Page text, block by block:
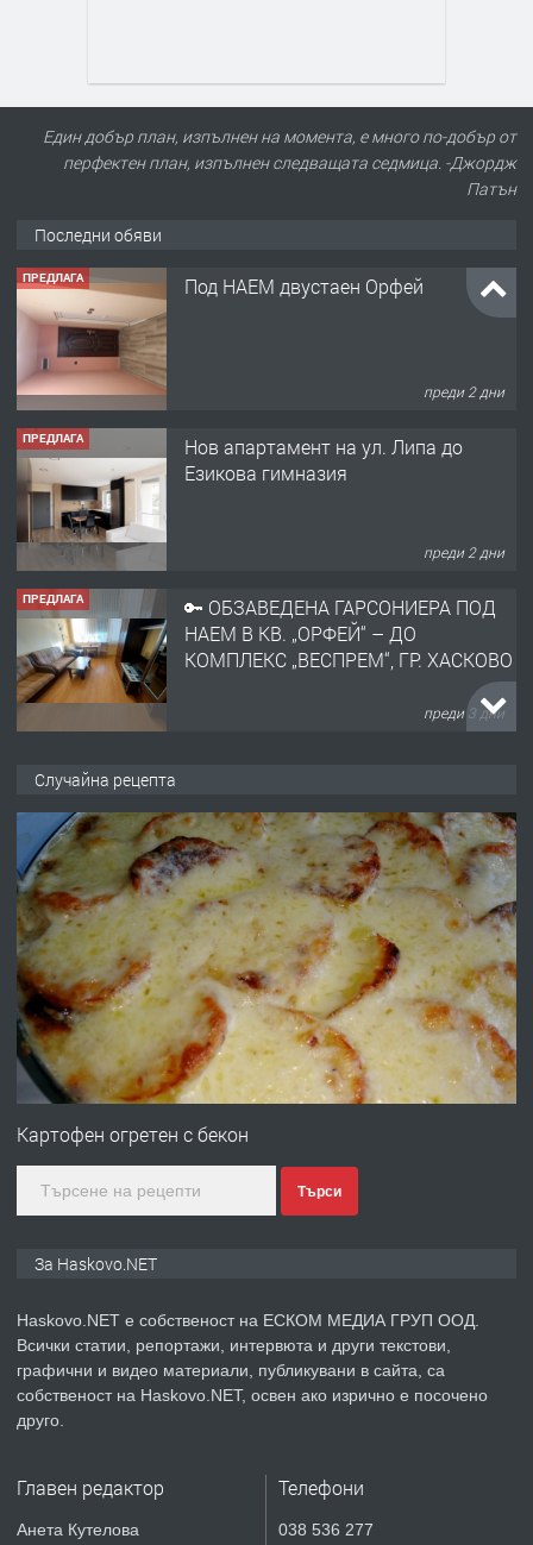
Един добър план, изпълнен на момента, е много по-добър от
перфектен план, изпълнен следващата седмица. -Джордж
Патън
Последни обяви
ПРЕДЛАГА Под НАЕМ двустаен Орфей
преди 2 дни
ПРЕДЛАГА
Нов апартамент на ул. Липа до
Езикова гимназия
преди 2 дни
ПРЕДЛАГА
🔑 ОБЗАВЕДЕНА ГАРСОНИЕРА ПОД
НАЕМ В КВ. „ОРФЕЙ“ – ДО
КОМПЛЕКС „ВЕСПРЕМ“, ГР. ХАСКОВО
преди 3 дни
АПАРТАМЕНТ В ЦЕНТЪРА НА ГР.
ХАСКОВО
преди 4 дни
ПРЕДЛАГА Давам гараж под наем
преди 4 дни
ПРЕДЛАГА
№4120 Магазин/Офис под наем в кв.
градската градина!
преди 5 дни
ПРЕДЛАГА
Продавам парцел в гр. Хасково кв.
Случайна рецепта
Картофен огретен с бекон
Търси
За Haskovo.NET
Haskovo.NET е собственост на ЕСКОМ МЕДИА ГРУП ООД.
Всички статии, репортажи, интервюта и други текстови,
графични и видео материали, публикувани в сайта, са
собственост на Haskovo.NET, освен ако изрично е посочено
друго.
Главен редактор
Анета Кутелова
Телефони
038 536 277